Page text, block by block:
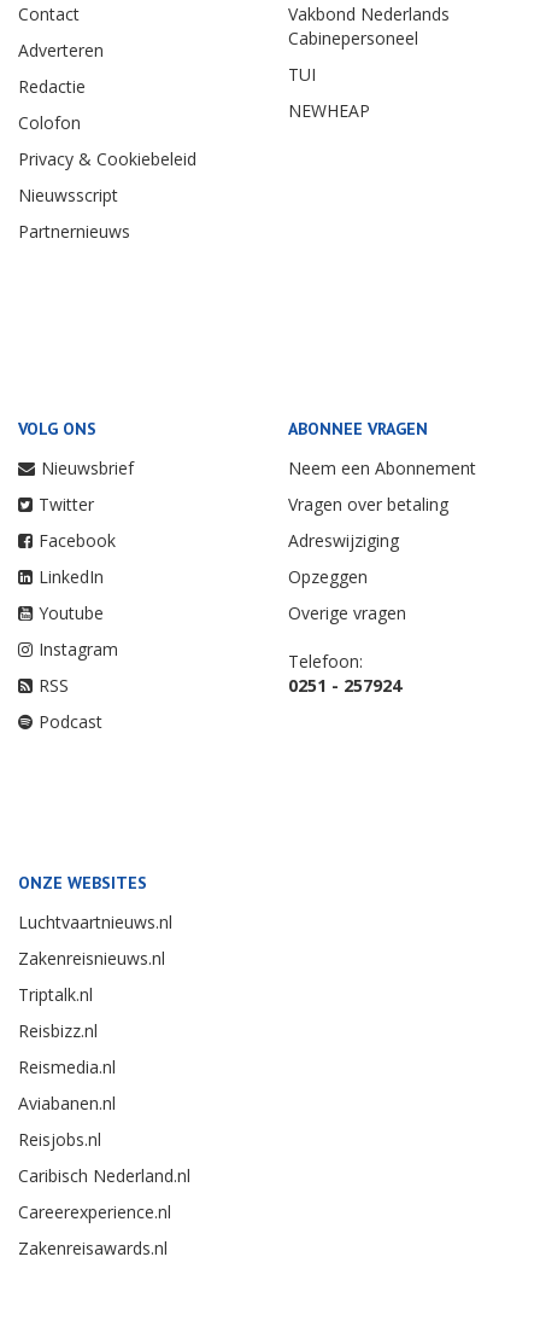
Contact
Adverteren
Redactie
Colofon
Privacy & Cookiebeleid
Nieuwsscript
Partnernieuws
Vakbond Nederlands
Cabinepersoneel
TUI
NEWHEAP
VOLG ONS
Nieuwsbrief
Twitter
Facebook
LinkedIn
Youtube
Instagram
RSS
Podcast
ABONNEE VRAGEN
Neem een Abonnement
Vragen over betaling
Adreswijziging
Opzeggen
Overige vragen
Telefoon:
0251 - 257924
ONZE WEBSITES
Luchtvaartnieuws.nl
Zakenreisnieuws.nl
Triptalk.nl
Reisbizz.nl
Reismedia.nl
Aviabanen.nl
Reisjobs.nl
Caribisch Nederland.nl
Careerexperience.nl
Zakenreisawards.nl